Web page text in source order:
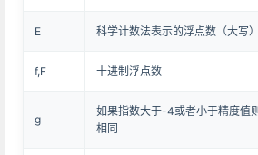
E 科学计数法表示的浮点数（大写）
f,F 十进制浮点数
g
如果指数大于-4或者小于精度值
相同